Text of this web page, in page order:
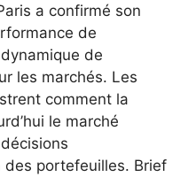
a confirmé son
de
de
les marchés. Les
comment la
le marché
des portefeuilles. Brief